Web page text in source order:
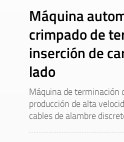
Máquina
crimpado de
inserción de
lado
Máquina de terminación
producción de alta
cables de alambre